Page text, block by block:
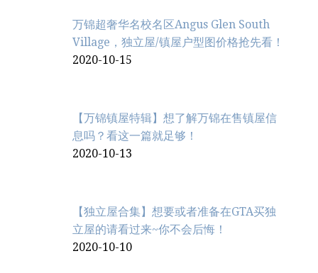
万锦超奢华名校名区Angus Glen South
Village，独立屋/镇屋户型图价格抢先看！
2020-10-15
【万锦镇屋特辑】想了解万锦在售镇屋信
息吗？看这一篇就足够！
2020-10-13
【独立屋合集】想要或者准备在GTA买独
立屋的请看过来~你不会后悔！
2020-10-10